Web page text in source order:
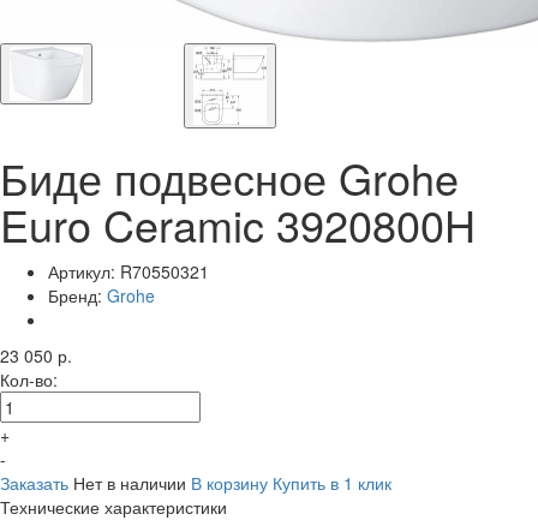
Биде подвесное Grohe
Euro Ceramic 3920800H
Артикул: R70550321
Бренд: Grohe
23 050 р.
Кол-во:
+
-
Заказать Нет в наличии В корзину Купить в 1 клик
Технические характеристики